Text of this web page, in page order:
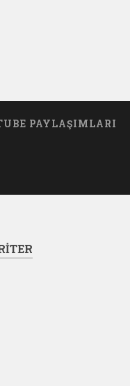
PAYLAŞIMLARI